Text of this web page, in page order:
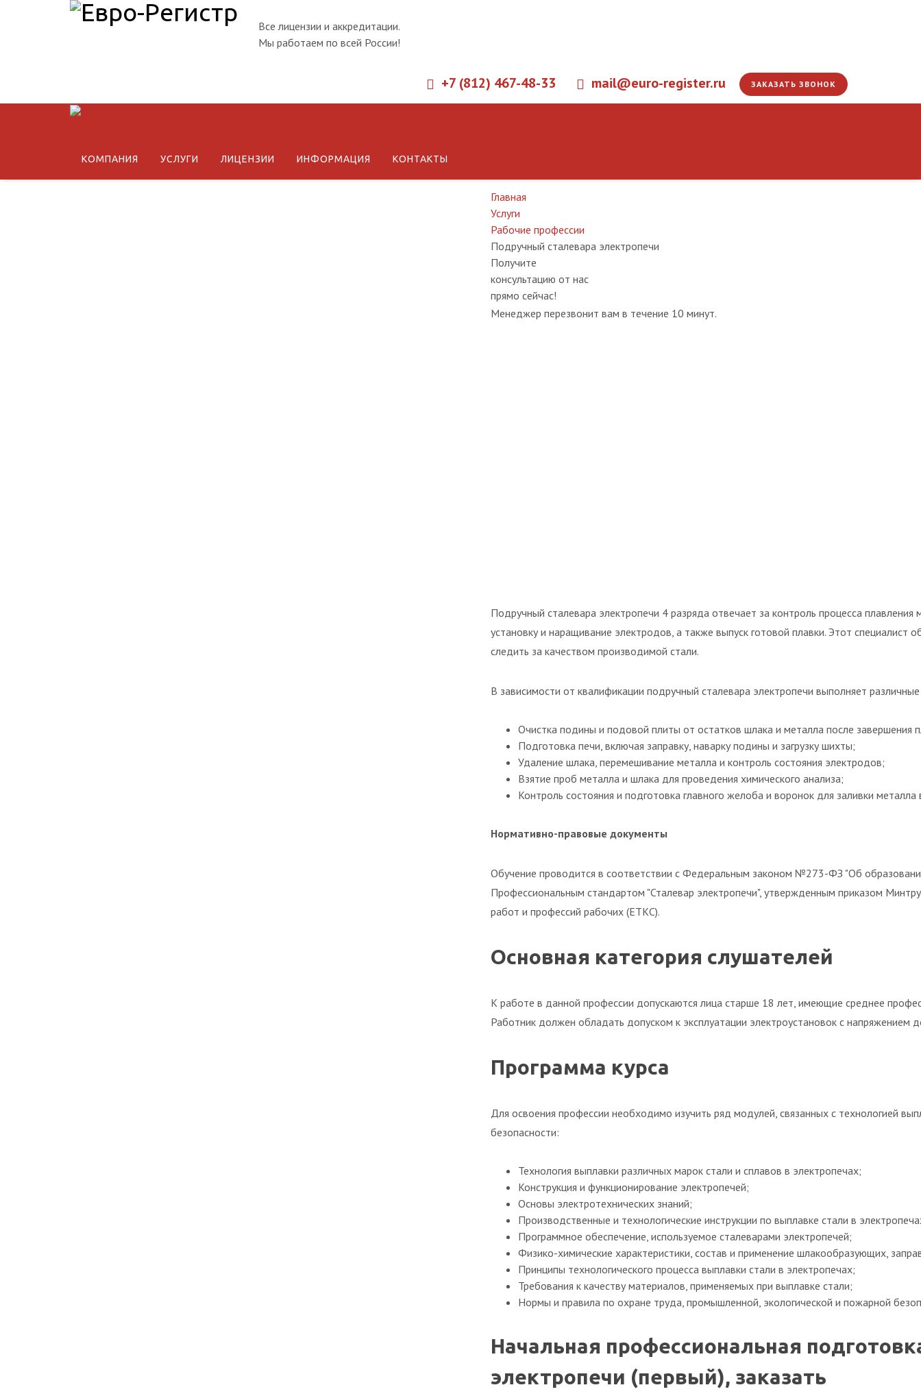
Все лицензии и аккредитации.
Мы работаем по всей России!
+7 (812) 467-48-33 mail@euro-register.ru ЗАКАЗАТЬ ЗВОНОК
КОМПАНИЯ УСЛУГИ ЛИЦЕНЗИИ ИНФОРМАЦИЯ КОНТАКТЫ
Главная
Услуги
Рабочие профессии
Подручный сталевара электропечи
Получите
консультацию от нас
прямо сейчас!
Менеджер перезвонит вам в течение 10 минут.
Подручный сталевара электропечи 4 разряда отвечает за контроль процесса плавления
установку и наращивание электродов, а также выпуск готовой плавки. Этот
следить за качеством производимой стали.
В зависимости от квалификации подручный сталевара электропечи выполняет
Очистка подины и подовой плиты от остатков шлака и металла после завершения
Подготовка печи, включая заправку, наварку подины и загрузку шихты;
Удаление шлака, перемешивание металла и контроль состояния электродов;
Взятие проб металла и шлака для проведения химического анализа;
Контроль состояния и подготовка главного желоба и воронок для заливки металла
Нормативно-правовые документы
Обучение проводится в соответствии с Федеральным законом №273-ФЗ "Об
Профессиональным стандартом "Сталевар электропечи", утвержденным приказом
работ и профессий рабочих (ЕТКС).
Основная категория слушателей
К работе в данной профессии допускаются лица старше 18 лет, имеющие среднее
Работник должен обладать допуском к эксплуатации электроустановок с напряжением
Программа курса
Для освоения профессии необходимо изучить ряд модулей, связанных с технологией
безопасности:
Технология выплавки различных марок стали и сплавов в электропечах;
Конструкция и функционирование электропечей;
Основы электротехнических знаний;
Производственные и технологические инструкции по выплавке стали в
Программное обеспечение, используемое сталеварами электропечей;
Физико-химические характеристики, состав и применение шлакообразующих,
Принципы технологического процесса выплавки стали в электропечах;
Требования к качеству материалов, применяемых при выплавке стали;
Нормы и правила по охране труда, промышленной, экологической и пожарной
Начальная профессиональная
электропечи (первый), заказать